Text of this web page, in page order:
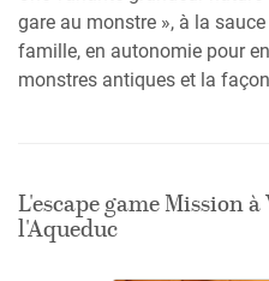
gare au monstre », à la
famille, en autonomie pour
monstres antiques et la
L'escape game Mission
l'Aqueduc